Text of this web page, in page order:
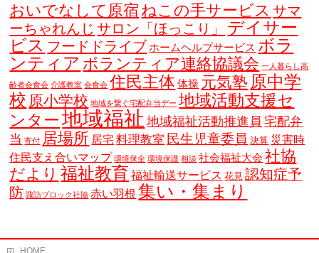
おいでなして原宿 ねこの手サービス サマ
ーちゃれんじ サロン「ほっこり」
デイサー
ビス フードドライブ ホームヘルプサービス ボラ
ンティア ボランティア連絡協議会 一人暮らし高
齢者会食会 介護教室 会食会 住民主体 体操 元気塾 原中学
校 原小学校 地域を繋ぐ宅配弁当デー 地域活動支援セ
ンター 地域福祉 地域福祉活動推進員 宅配弁
当 寄付 居場所 居宅 料理教室 民生児童委員 決算 災害時
住民支え合いマップ 環境保全 環境保護 相談 社会福祉大会 社協
だより 福祉教育 福祉輸送サービス 花見 認知症予
防 諏訪ブロック社協 赤い羽根 集い・集まり
HOME